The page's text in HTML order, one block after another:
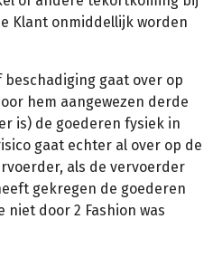
Klant onmiddellijk worden
beschadiging gaat over op
hem aangewezen derde
is) de goederen fysiek in
gaat echter al over op de
als de vervoerder
gekregen de goederen
niet door 2 Fashion was